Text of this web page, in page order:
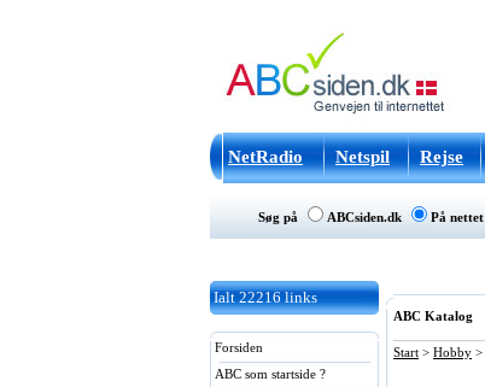
NetRadio Netspil Rejse
Søg på ABCsiden.dk På nettet
Ialt 22216 links
Forsiden
ABC som startside ?
ABC Katalog
Start > Hobby >